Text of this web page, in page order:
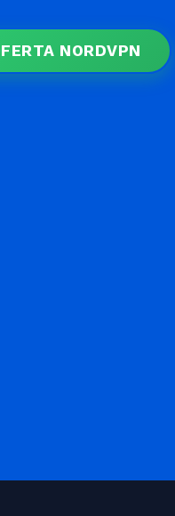
NORDVPN